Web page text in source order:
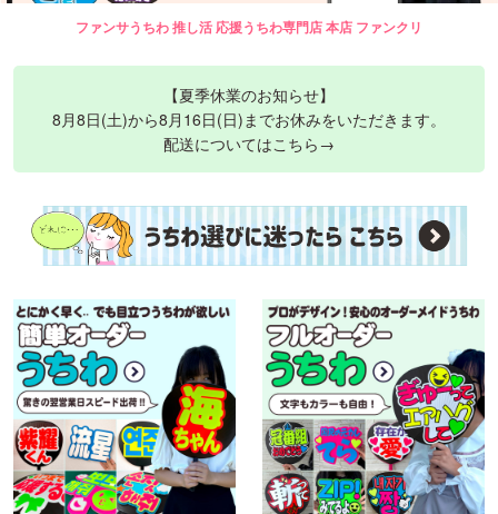
ファンサうちわ 推し活 応援うちわ専門店 本店 ファンクリ
【夏季休業のお知らせ】
8月8日(土)から8月16日(日)までお休みをいただきます。
配送についてはこちら→